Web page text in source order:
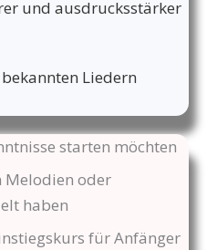
und ausdrucksstärker
Liedern
starten möchten
Melodien oder
haben
für Anfänger